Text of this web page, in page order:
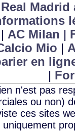
Real
AC Milan |
Mio |
en
|
n'est pas
ou non)
ces sites
uniquement